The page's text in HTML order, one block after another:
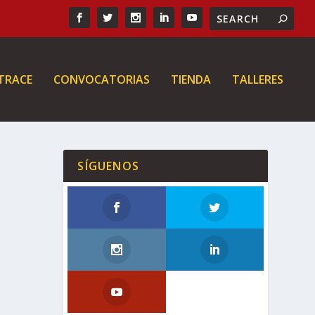
CONVOCATORIAS TIENDA TALLERES
SÍGUENOS